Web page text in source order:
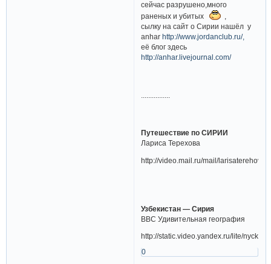
сейчас разрушено,много
раненых и убитых
сылку на сайт о Сирии нашёл у
anhar http://www.jordanclub.ru/,
её блог здесь
http://anhar.livejournal.com/
Путешествие по СИРИИ
Лариса Терехова
http://video.mail.ru/mail/
Узбекистан — Сирия
ВВС Удивительная география
http://static.video.yandex.ru/lite/
0